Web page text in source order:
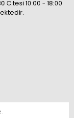
C.tesi 10:00 - 18:00